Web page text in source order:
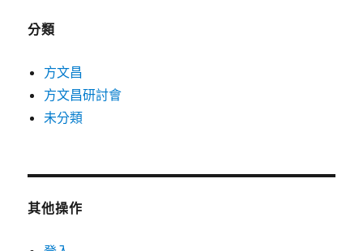
分類
方文昌
方文昌研討會
未分類
其他操作